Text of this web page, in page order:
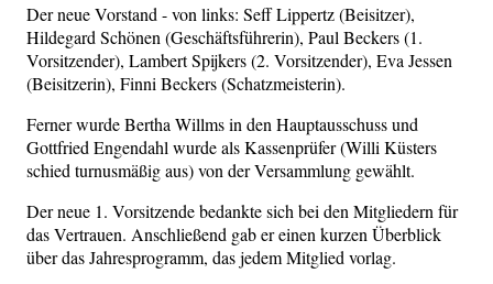
Der neue Vorstand - von links: Seff Lippertz (Beisitzer),
Hildegard Schönen (Geschäftsführerin), Paul Beckers (1.
Vorsitzender), Lambert Spijkers (2. Vorsitzender), Eva Jessen
(Beisitzerin), Finni Beckers (Schatzmeisterin).
Ferner wurde Bertha Willms in den Hauptausschuss und
Gottfried Engendahl wurde als Kassenprüfer (Willi Küsters
schied turnusmäßig aus) von der Versammlung gewählt.
Der neue 1. Vorsitzende bedankte sich bei den Mitgliedern für
das Vertrauen. Anschließend gab er einen kurzen Überblick
über das Jahresprogramm, das jedem Mitglied vorlag.